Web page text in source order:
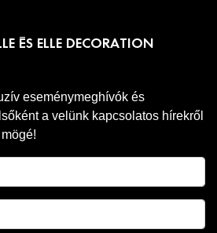
ÉS ELLE DECORATION
eseménymeghívók és
a velünk kapcsolatos hírekről